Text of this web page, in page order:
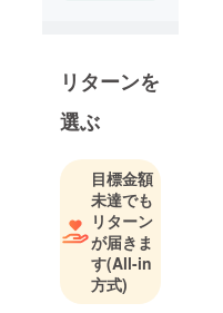
リターンを
選ぶ
目標金額
未達でも
リターン
が届きま
す(All-in
方式)